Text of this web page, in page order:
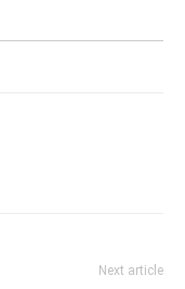
Next article